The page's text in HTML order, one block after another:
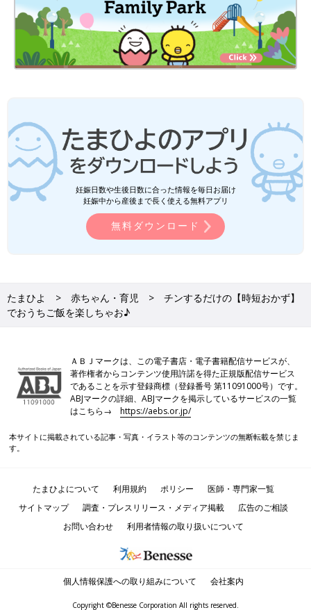
妊娠日数や生後日数に合った情報を毎日お届け
妊娠中から産後まで長く使える無料アプリ
無料ダウンロード
たまひよ 赤ちゃん・育児
チンするだけの【時短おかず】
でおうちご飯を楽しちゃお♪
ＡＢＪマークは、この電子書店・電子書籍配信サービスが、
著作権者からコンテンツ使用許諾を得た正規版配信サービス
であることを示す登録商標（登録番号 第11091000号）です。
ABJマークの詳細、ABJマークを掲示しているサービスの一覧
はこちら→https://aebs.or.jp/
本サイトに掲載されている記事・写真・イラスト等のコンテンツの無断転載を禁じま
す。
たまひよについて 利用規約 ポリシー
医師・専門家一覧
サイトマップ
調査・プレスリリース・メディア掲載
広告のご相談
お問い合わせ
利用者情報の取り扱いについて
個人情報保護への取り組みについて 会社案内
Copyright ©Benesse Corporation All rights reserved.